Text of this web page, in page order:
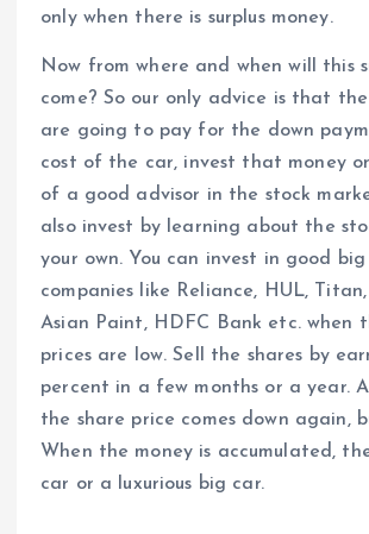
only when there is surplus money.
Now from where and when will this
come? So our only advice is that the
are going to pay for the down
cost of the car, invest that money
of a good advisor in the stock
also invest by learning about the
your own. You can invest in good
companies like Reliance, HUL,
Asian Paint, HDFC Bank etc. when
prices are low. Sell the shares by
percent in a few months or a year.
the share price comes down again,
When the money is accumulated,
car or a luxurious big car.